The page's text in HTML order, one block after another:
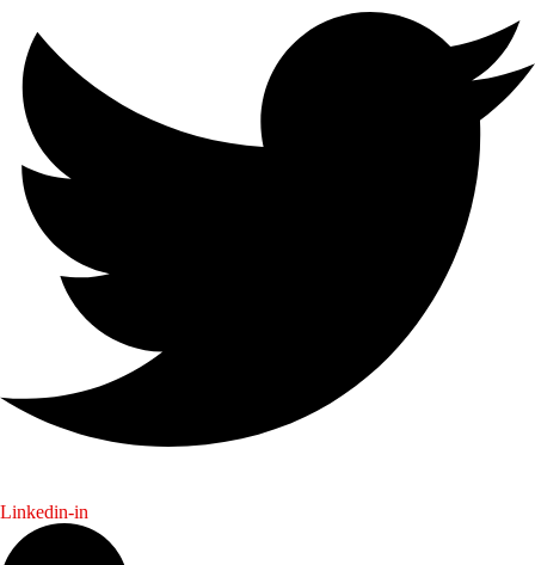
Linkedin-in